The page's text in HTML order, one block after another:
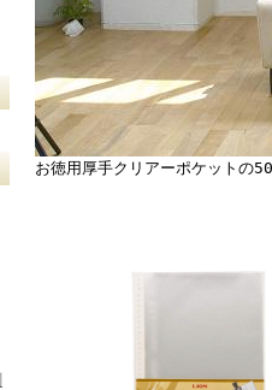
お徳用厚手クリアーポケットの